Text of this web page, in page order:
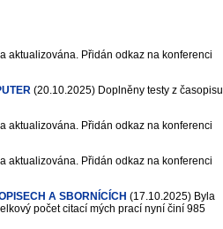
aktualizována. Přidán odkaz na konferenci
(20.10.2025) Doplněny testy z časopisu
aktualizována. Přidán odkaz na konferenci
aktualizována. Přidán odkaz na konferenci
A SBORNÍCÍCH (17.10.2025) Byla
počet citací mých prací nyní činí 985